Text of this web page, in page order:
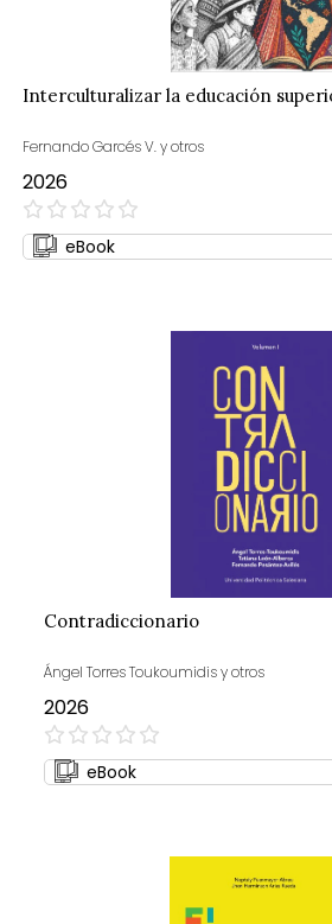
Interculturalizar la educación
Fernando Garcés V. y otros
2026
0%
eBook
Contradiccionario
Ángel Torres Toukoumidis y otros
2026
0%
eBook